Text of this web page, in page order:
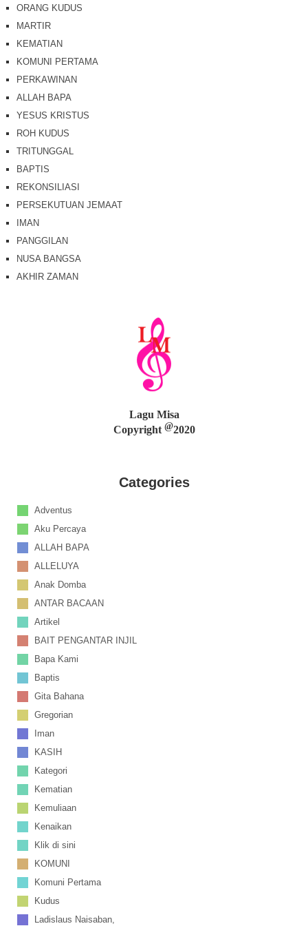
ORANG KUDUS
MARTIR
KEMATIAN
KOMUNI PERTAMA
PERKAWINAN
ALLAH BAPA
YESUS KRISTUS
ROH KUDUS
TRITUNGGAL
BAPTIS
REKONSILIASI
PERSEKUTUAN JEMAAT
IMAN
PANGGILAN
NUSA BANGSA
AKHIR ZAMAN
Lagu Misa
Copyright @2020
Categories
Adventus
Aku Percaya
ALLAH BAPA
ALLELUYA
Anak Domba
ANTAR BACAAN
Artikel
BAIT PENGANTAR INJIL
Bapa Kami
Baptis
Gita Bahana
Gregorian
Iman
KASIH
Kategori
Kematian
Kemuliaan
Kenaikan
Klik di sini
KOMUNI
Komuni Pertama
Kudus
Ladislaus Naisaban,